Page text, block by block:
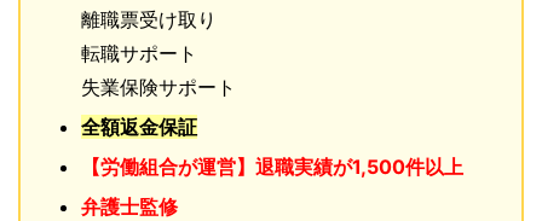
離職票受け取り
転職サポート
失業保険サポート
全額返金保証
【労働組合が運営】退職実績が1,500件以上
弁護士監修